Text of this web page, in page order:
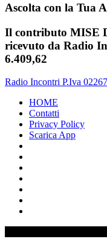
Ascolta con la Tua
Il contributo MISE
ricevuto da Radio
6.409,62
Radio Incontri P.Iva
HOME
Contatti
Privacy Policy
Scarica App